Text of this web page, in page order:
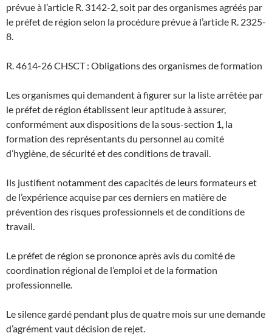
prévue à l’article R. 3142-2, soit par des organismes agréés par
le préfet de région selon la procédure prévue à l’article R. 2325-
8.
R. 4614-26 CHSCT : Obligations des organismes de formation
Les organismes qui demandent à figurer sur la liste arrêtée par
le préfet de région établissent leur aptitude à assurer,
conformément aux dispositions de la sous-section 1, la
formation des représentants du personnel au comité
d’hygiène, de sécurité et des conditions de travail.
Ils justifient notamment des capacités de leurs formateurs et
de l’expérience acquise par ces derniers en matière de
prévention des risques professionnels et de conditions de
travail.
Le préfet de région se prononce après avis du comité de
coordination régional de l’emploi et de la formation
professionnelle.
Le silence gardé pendant plus de quatre mois sur une demande
d’agrément vaut décision de rejet.